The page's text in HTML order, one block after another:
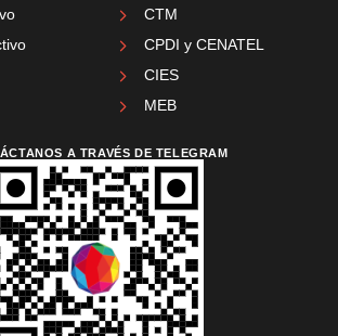
CTM
CPDI y CENATEL
CIES
MEB
A TRAVÉS DE TELEGRAM